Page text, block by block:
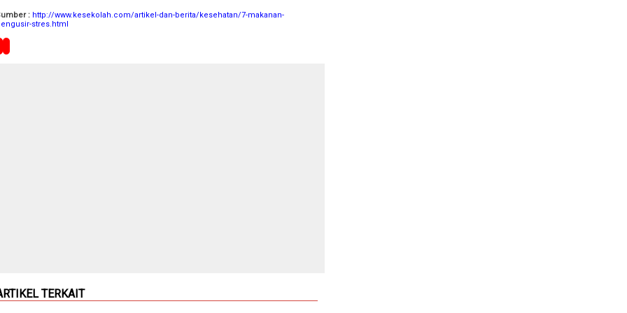
: http://www.kesekolah.com/artikel-dan-berita/kesehatan/7-makanan-
stres.html
TERKAIT